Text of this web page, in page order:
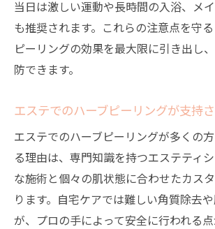
当日は激しい運動や長時間の入浴、メ
も推奨されます。これらの注意点を守
ピーリングの効果を最大限に引き出し
防できます。
エステでのハーブピーリングが支持
エステでのハーブピーリングが多くの
る理由は、専門知識を持つエステティ
な施術と個々の肌状態に合わせたカス
ります。自宅ケアでは難しい角質除去
が、プロの手によって安全に行われる